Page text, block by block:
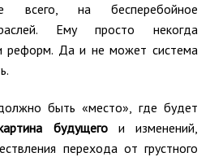
всего, на бесперебойное
Ему просто некогда
реформ. Да и не может система
быть «место», где будет
будущегои изменений,
перехода от грустного